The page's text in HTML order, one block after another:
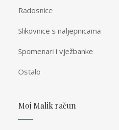
Radosnice
Slikovnice s naljepnicama
Spomenari i vježbanke
Ostalo
Moj Malik račun